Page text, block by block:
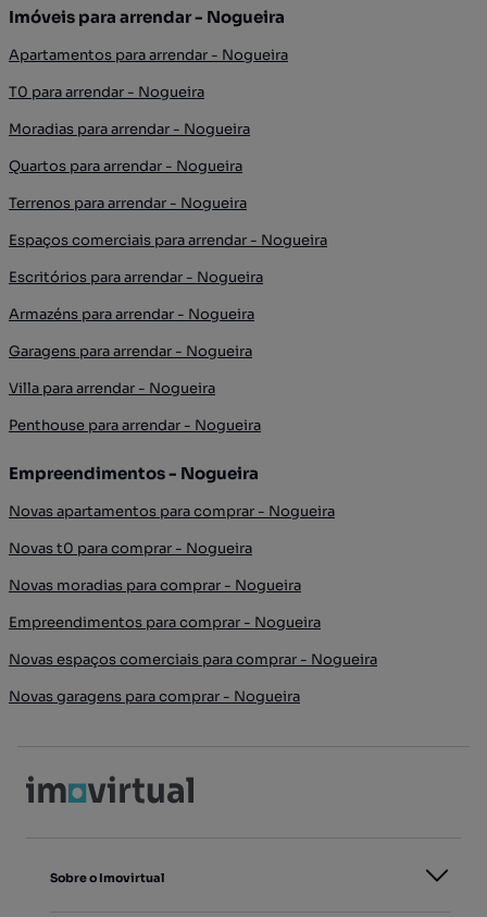
Imóveis para arrendar - Nogueira
Apartamentos para arrendar - Nogueira
T0 para arrendar - Nogueira
Moradias para arrendar - Nogueira
Quartos para arrendar - Nogueira
Terrenos para arrendar - Nogueira
Espaços comerciais para arrendar - Nogueira
Escritórios para arrendar - Nogueira
Armazéns para arrendar - Nogueira
Garagens para arrendar - Nogueira
Villa para arrendar - Nogueira
Penthouse para arrendar - Nogueira
Empreendimentos - Nogueira
Novas apartamentos para comprar - Nogueira
Novas t0 para comprar - Nogueira
Novas moradias para comprar - Nogueira
Empreendimentos para comprar - Nogueira
Novas espaços comerciais para comprar - Nogueira
Novas garagens para comprar - Nogueira
Sobre o Imovirtual